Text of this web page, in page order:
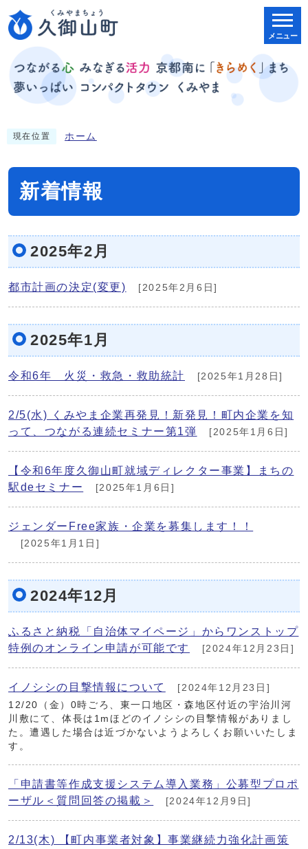
メニュー
現在位置 ホーム
新着情報
2025年2月
都市計画の決定(変更) [2025年2月6日]
2025年1月
令和6年 火災・救急・救助統計 [2025年1月28日]
2/5(水) くみやま企業再発見！新発見！町内企業を知
って、つながる連続セミナー第1弾
[2025年1月6日]
【令和6年度久御山町就域ディレクター事業】まちの
駅deセミナー
[2025年1月6日]
ジェンダーFree家族・企業を募集します！！
[2025年1月1日]
2024年12月
ふるさと納税「自治体マイページ」からワンストップ
特例のオンライン申請が可能です
[2024年12月23日]
イノシシの目撃情報について
[2024年12月23日]
12/20（金）0時ごろ、東一口地区・森地区付近の宇治川河
川敷にて、体長は1mほどのイノシシの目撃情報がありまし
た。遭遇した場合は近づかないようよろしくお願いいたしま
す。
「申請書等作成支援システム導入業務」公募型プロポ
ーザル＜質問回答の掲載＞
[2024年12月9日]
2/13(木) 【町内事業者対象】事業継続力強化計画策